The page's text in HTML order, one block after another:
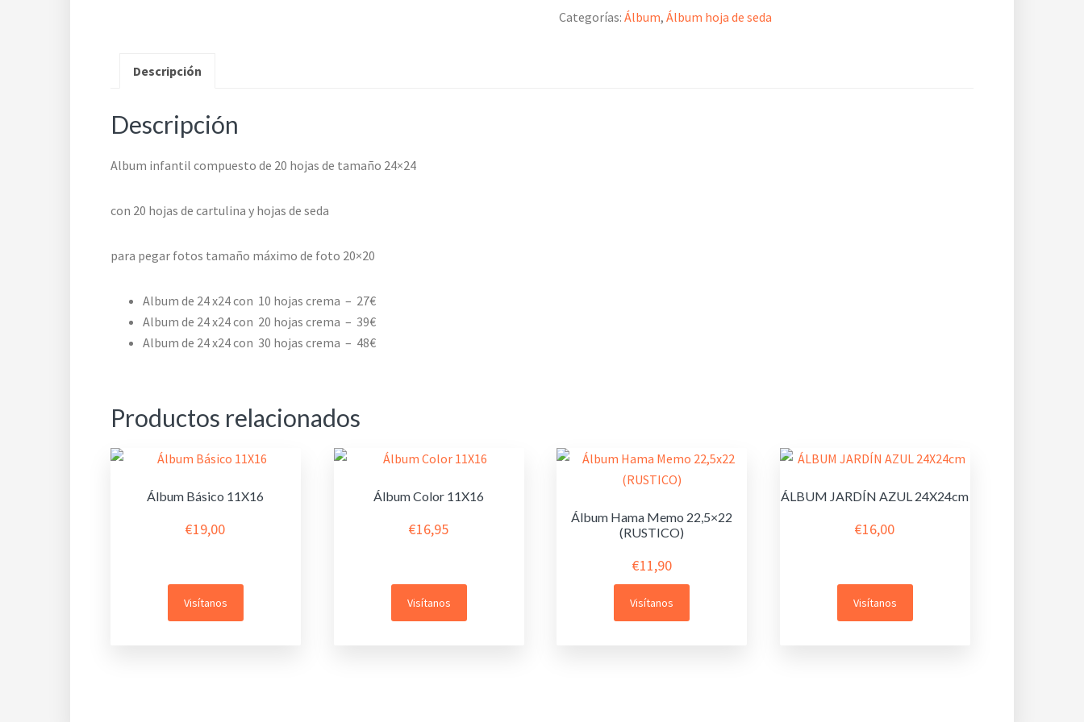
Categorías:Álbum,Álbum hoja de seda
Descripción
Descripción
Album infantil compuesto de 20 hojas de tamaño 24×24
con 20 hojas de cartulina y hojas de seda
para pegar fotos tamaño máximo de foto 20×20
Album de 24 x24 con 10 hojas crema – 27€
Album de 24 x24 con 20 hojas crema – 39€
Album de 24 x24 con 30 hojas crema – 48€
Productos relacionados
Álbum Básico 11X16
€19,00
Visítanos
Álbum Color 11X16
€16,95
Visítanos
Álbum Hama Memo 22,5×22
(RUSTICO)
€11,90
Visítanos
ÁLBUM JARDÍN AZUL 24X24cm
€16,00
Visítanos